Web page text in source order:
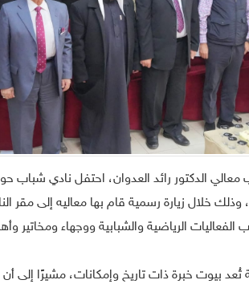
معالي الدكتور رائد العدوان، احتفل نادي شباب
وذلك خلال زيارة رسمية قام بها معاليه إلى مقر
الفعاليات الرياضية والشبابية ووجهاء ومخاتير
تُعد بيوت خبرة ذات تاريخ وإمكانات، مشيرًا إلى